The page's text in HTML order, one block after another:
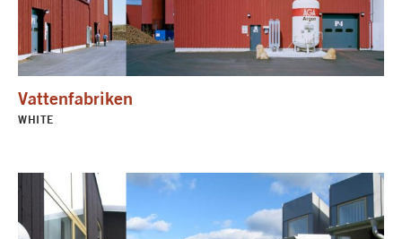
Vattenfabriken
WHITE